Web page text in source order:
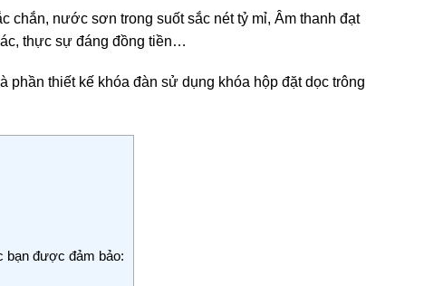
chắn, nước sơn trong suốt sắc nét tỷ mỉ, Âm thanh đạt
thực sự đáng đồng tiền…
phần thiết kế khóa đàn sử dụng khóa hộp đặt dọc trông
bạn được đảm bảo: